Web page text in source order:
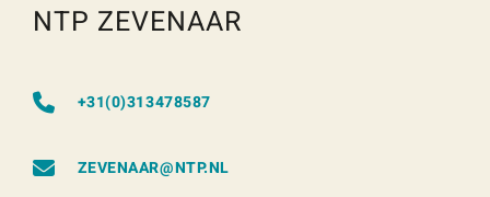
NTP ZEVENAAR
+31(0)313478587
ZEVENAAR@NTP.NL